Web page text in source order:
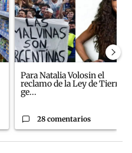
Para Natalia Volosin el
reclamo de la Ley de Tierras
ge...
28 comentarios